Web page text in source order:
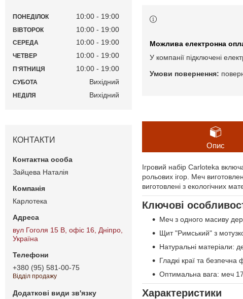
У компанії підключені
Опис
Ігровий набір Carloteka
рольових ігор. Меч
виготовлені з екологічних
Ключові
Меч з одного масиву
Щит "Римський" з
Натуральні матеріали:
Гладкі краї та безпечна
Оптимальна вага: меч
Характеристики
ПОНЕДІЛОК 10:00 19:00
ВІВТОРОК 10:00 19:00
СЕРЕДА 10:00 19:00
ЧЕТВЕР 10:00 19:00
ПʼЯТНИЦЯ 10:00 19:00
СУБОТА Вихідний
НЕДІЛЯ Вихідний
КОНТАКТИ
Зайцева Наталія
Карлотека
вул Гоголя 15 B, офіс 16, Дніпро,
Україна
+380 (95) 581-00-75
Відділ продажу